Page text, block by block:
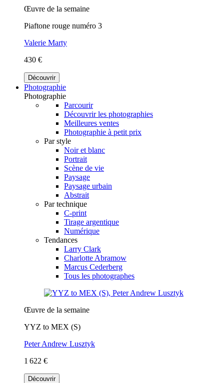
Œuvre de la semaine
Piaftone rouge numéro 3
Valerie Marty
430 €
Découvrir
Photographie
Photographie
Parcourir
Découvrir les photographies
Meilleures ventes
Photographie à petit prix
Par style
Noir et blanc
Portrait
Scène de vie
Paysage
Paysage urbain
Abstrait
Par technique
C-print
Tirage argentique
Numérique
Tendances
Larry Clark
Charlotte Abramow
Marcus Cederberg
Tous les photographes
Œuvre de la semaine
YYZ to MEX (S)
Peter Andrew Lusztyk
1 622 €
Découvrir